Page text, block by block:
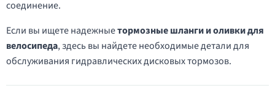
соединение.
Если вы ищете надежныетормозные шланги и оливки для
велосипеда, здесь вы найдете необходимые детали для
обслуживания гидравлических дисковых тормозов.